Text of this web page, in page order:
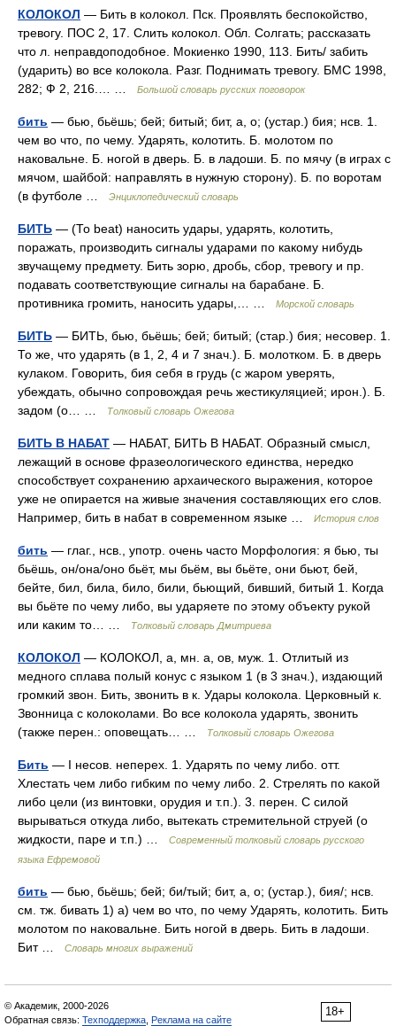
КОЛОКОЛ — Бить в колокол. Пск. Проявлять беспокойство,
тревогу. ПОС 2, 17. Слить колокол. Обл. Солгать; рассказать
что л. неправдоподобное. Мокиенко 1990, 113. Бить/ забить
(ударить) во все колокола. Разг. Поднимать тревогу. БМС 1998,
282; Ф 2, 216.… …
Большой словарь русских поговорок
бить — бью, бьёшь; бей; битый; бит, а, о; (устар.) бия; нсв. 1.
чем во что, по чему. Ударять, колотить. Б. молотом по
наковальне. Б. ногой в дверь. Б. в ладоши. Б. по мячу (в играх с
мячом, шайбой: направлять в нужную сторону). Б. по воротам
(в футболе …
Энциклопедический словарь
БИТЬ — (То beat) наносить удары, ударять, колотить,
поражать, производить сигналы ударами по какому нибудь
звучащему предмету. Бить зорю, дробь, сбор, тревогу и пр.
подавать соответствующие сигналы на барабане. Б.
противника громить, наносить удары,… …
Морской словарь
БИТЬ — БИТЬ, бью, бьёшь; бей; битый; (стар.) бия; несовер. 1.
То же, что ударять (в 1, 2, 4 и 7 знач.). Б. молотком. Б. в дверь
кулаком. Говорить, бия себя в грудь (с жаром уверять,
убеждать, обычно сопровождая речь жестикуляцией; ирон.). Б.
задом (о… …
Толковый словарь Ожегова
БИТЬ В НАБАТ — НАБАТ, БИТЬ В НАБАТ. Образный смысл,
лежащий в основе фразеологического единства, нередко
способствует сохранению архаического выражения, которое
уже не опирается на живые значения составляющих его слов.
Например, бить в набат в современном языке …
История слов
бить — глаг., нсв., употр. очень часто Морфология: я бью, ты
бьёшь, он/она/оно бьёт, мы бьём, вы бьёте, они бьют, бей,
бейте, бил, била, било, били, бьющий, бивший, битый 1. Когда
вы бьёте по чему либо, вы ударяете по этому объекту рукой
или каким то… …
Толковый словарь Дмитриева
КОЛОКОЛ — КОЛОКОЛ, а, мн. а, ов, муж. 1. Отлитый из
медного сплава полый конус с языком 1 (в 3 знач.), издающий
громкий звон. Бить, звонить в к. Удары колокола. Церковный к.
Звонница с колоколами. Во все колокола ударять, звонить
(также перен.: оповещать… …
Толковый словарь Ожегова
Бить — I несов. неперех. 1. Ударять по чему либо. отт.
Хлестать чем либо гибким по чему либо. 2. Стрелять по какой
либо цели (из винтовки, орудия и т.п.). 3. перен. С силой
вырываться откуда либо, вытекать стремительной струей (о
жидкости, паре и т.п.) …
Современный толковый словарь русского
языка Ефремовой
бить — бью, бьёшь; бей; би/тый; бит, а, о; (устар.), бия/; нсв.
см. тж. бивать 1) а) чем во что, по чему Ударять, колотить. Бить
молотом по наковальне. Бить ногой в дверь. Бить в ладоши.
Бит …
Словарь многих выражений
18+
© Академик, 2000-2026
Обратная связь: Техподдержка Реклама на сайте